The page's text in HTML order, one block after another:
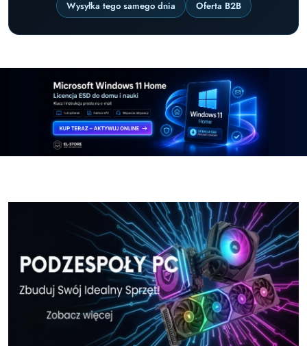
Wysyłka tego samego dnia
Oferta B2B
Pomiń karuzelę promocyjną